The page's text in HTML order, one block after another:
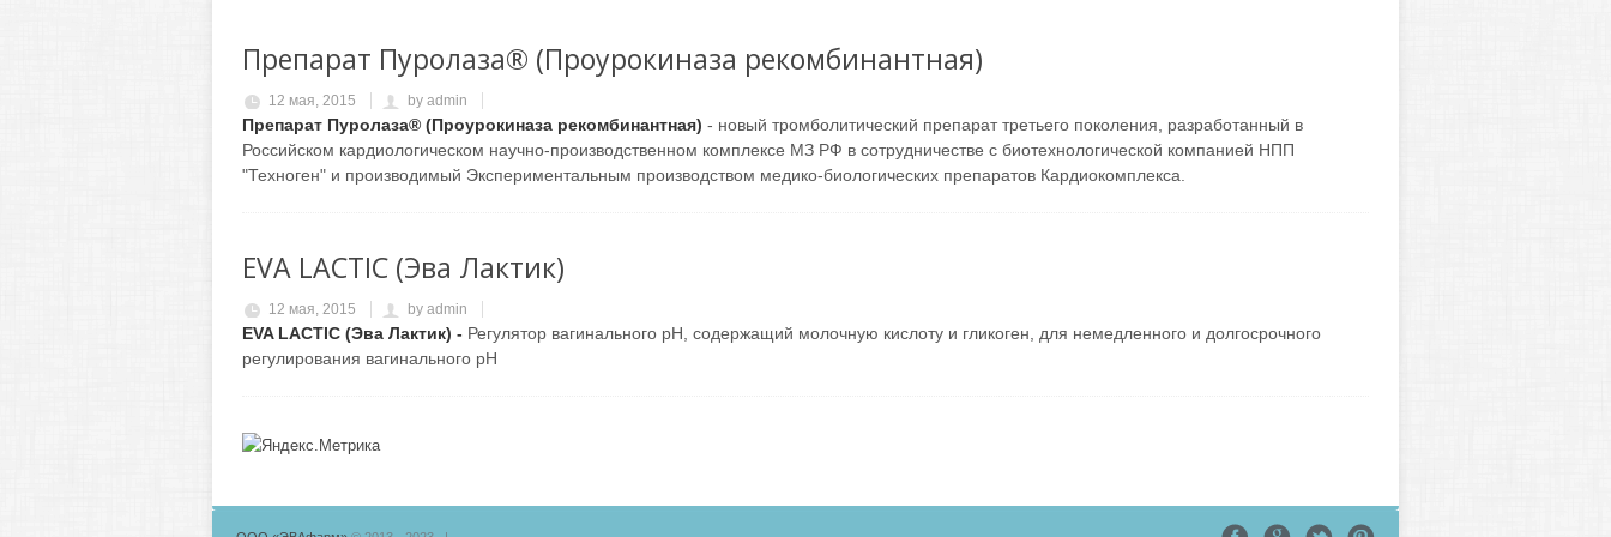
Препарат Пуролаза® (Проурокиназа рекомбинантная)
12 мая, 2015 by admin
Препарат Пуролаза® (Проурокиназа рекомбинантная) - новый тромболитический препарат третьего поколения, разработанный в
Российском кардиологическом научно-производственном комплексе МЗ РФ в сотрудничестве с биотехнологической компанией НПП
"Техноген" и производимый Экспериментальным производством медико-биологических препаратов Кардиокомплекса.
EVA LACTIC (Эва Лактик)
12 мая, 2015 by admin
EVA LACTIC (Эва Лактик) - Регулятор вагинального pH, содержащий молочную кислоту и гликоген, для немедленного и долгосрочного
регулирования вагинального pH